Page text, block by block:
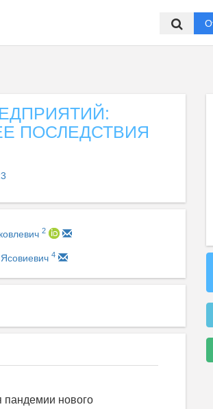
ПОСЛЕДСТВИЯ
2
4
пандемии нового